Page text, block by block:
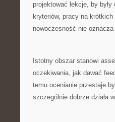
projektować lekcje, by
kryteriów, pracy na
nowoczesność nie
Istotny obszar stanowi
oczekiwania, jak dawać
temu ocenianie przestaje
szczególnie dobrze działa